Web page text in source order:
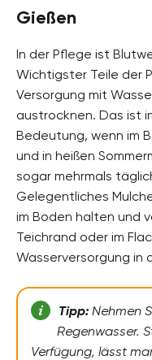
Gießen
In der Pflege ist
Wichtigster Teile der
Versorgung mit
austrocknen. Das ist
Bedeutung, wenn im
und in heißen
sogar mehrmals
Gelegentliches
im Boden halten und
Teichrand oder im
Wasserversorgung in
Tipp:Nehmen
Regenwasser.
Verfügung, lässt